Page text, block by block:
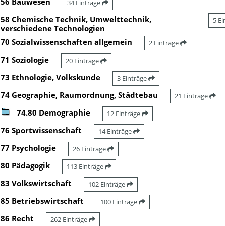
34 Einträge
58 Chemische Technik, Umwelttechnik,
verschiedene Technologien
5
70 Sozialwissenschaften allgemein 2 Einträge
71 Soziologie 20 Einträge
73 Ethnologie, Volkskunde 3 Einträge
74 Geographie, Raumordnung, Städtebau 21 Einträge
74.80 Demographie 12 Einträge
76 Sportwissenschaft 14 Einträge
77 Psychologie 26 Einträge
80 Pädagogik 113 Einträge
83 Volkswirtschaft 102 Einträge
85 Betriebswirtschaft 100 Einträge
86 Recht 262 Einträge